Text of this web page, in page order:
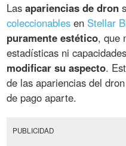
Lasapariencias de dron
coleccionables en Stellar
puramente estético, que
estadísticas ni
modificar su aspecto.
de las apariencias del
de pago aparte.
PUBLICIDAD